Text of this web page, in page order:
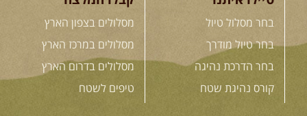
בחר מסלול טיול
בחר טיול מודרך
בחר הדרכת נהיגה
קורס נהיגת שטח
מסלולים בצפון הארץ
מסלולים במרכז הארץ
מסלולים בדרום הארץ
טיפים לשטח